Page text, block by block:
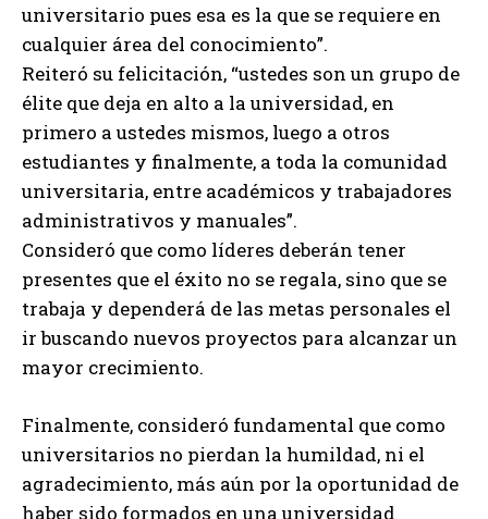
universitario pues esa es la que se requiere en
cualquier área del conocimiento”.
Reiteró su felicitación, “ustedes son un grupo de
élite que deja en alto a la universidad, en
primero a ustedes mismos, luego a otros
estudiantes y finalmente, a toda la comunidad
universitaria, entre académicos y trabajadores
administrativos y manuales”.
Consideró que como líderes deberán tener
presentes que el éxito no se regala, sino que se
trabaja y dependerá de las metas personales el
ir buscando nuevos proyectos para alcanzar un
mayor crecimiento.
Finalmente, consideró fundamental que como
universitarios no pierdan la humildad, ni el
agradecimiento, más aún por la oportunidad de
haber sido formados en una universidad